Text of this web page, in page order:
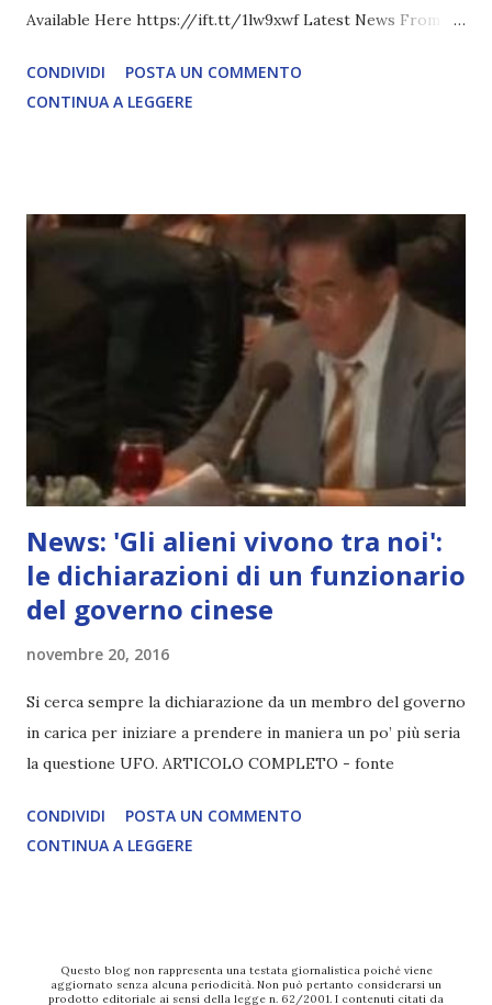
Available Here https://ift.tt/1lw9xwf Latest News From
COMPLETO - fonte
CONDIVIDI
POSTA UN COMMENTO
CONTINUA A LEGGERE
News: 'Gli alieni vivono tra noi':
le dichiarazioni di un funzionario
del governo cinese
novembre 20, 2016
Si cerca sempre la dichiarazione da un membro del governo
in carica per iniziare a prendere in maniera un po’ più seria
la questione UFO. ARTICOLO COMPLETO - fonte
CONDIVIDI
POSTA UN COMMENTO
CONTINUA A LEGGERE
Questo blog non rappresenta una testata giornalistica poiché viene
aggiornato senza alcuna periodicità. Non può pertanto considerarsi un
prodotto editoriale ai sensi della legge n. 62/2001. I contenuti citati da